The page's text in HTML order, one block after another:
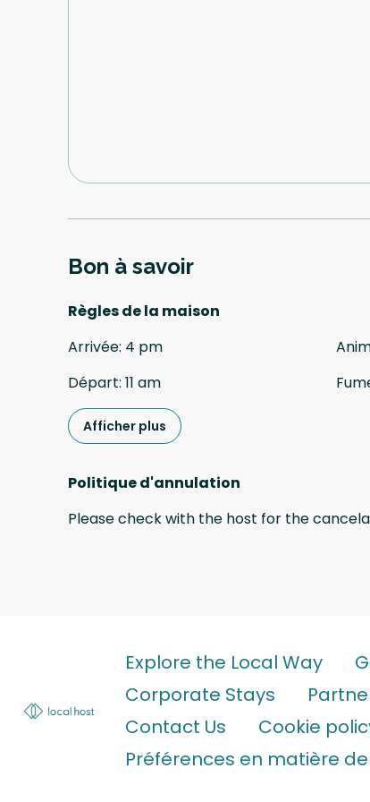
Bon à savoir
Règles de la maison
Arrivée: 4 pm
Départ: 11 am
Afficher plus
Politique d'annulation
Please check with the host for the
Explore the Local Way
Corporate Stays
Contact Us
Cookie
Préférences en matière